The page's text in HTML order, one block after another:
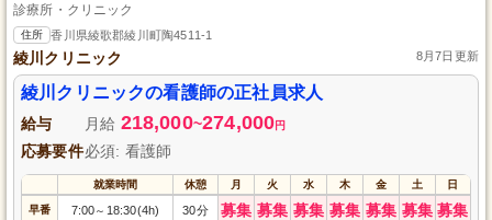
診療所・クリニック
住所 香川県綾歌郡綾川町陶4511-1
綾川クリニック 8月7日更新
綾川クリニックの看護師の正社員求人
給与 月給 218,000~274,000円
応募要件必須: 看護師
就業時間 休憩 月 火 水 木 金 土 日
早番 7:00～ 18:30(4h) 30分 募集 募集 募集 募集 募集 募集 募集